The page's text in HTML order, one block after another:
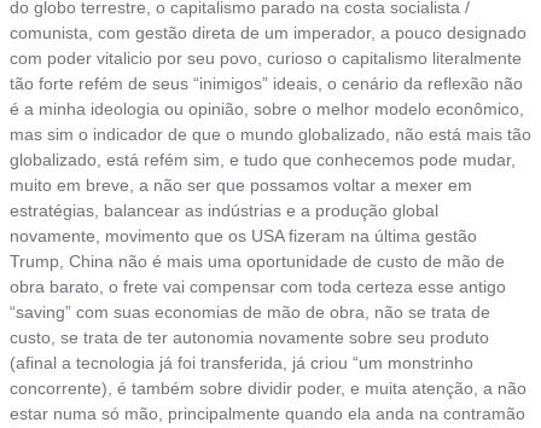
do globo terrestre, o capitalismo parado na costa socialista /
comunista, com gestão direta de um imperador, a pouco designado
com poder vitalicio por seu povo, curioso o capitalismo literalmente
tão forte refém de seus “inimigos” ideais, o cenário da reflexão não
é a minha ideologia ou opinião, sobre o melhor modelo econômico,
mas sim o indicador de que o mundo globalizado, não está mais tão
globalizado, está refém sim, e tudo que conhecemos pode mudar,
muito em breve, a não ser que possamos voltar a mexer em
estratégias, balancear as indústrias e a produção global
novamente, movimento que os USA fizeram na última gestão
Trump, China não é mais uma oportunidade de custo de mão de
obra barato, o frete vai compensar com toda certeza esse antigo
“saving” com suas economias de mão de obra, não se trata de
custo, se trata de ter autonomia novamente sobre seu produto
(afinal a tecnologia já foi transferida, já criou “um monstrinho
concorrente), é também sobre dividir poder, e muita atenção, a não
estar numa só mão, principalmente quando ela anda na contramão